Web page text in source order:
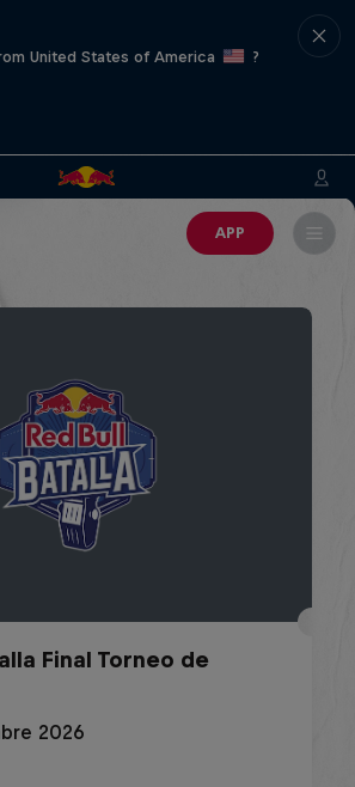
United States of America
?
APP
Final Torneo de
2026